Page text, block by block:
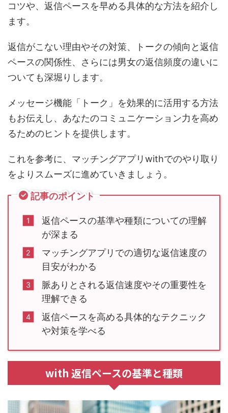
コツや、返信ペースを早める具体的な方法を紹介し
ます。
返信がこない理由やその対策、トークの傾向と返信
ペースの関係性、さらには男女の返信頻度の違いに
ついても深堀りします。
メッセージ機能「トーク」を効果的に活用する方法
もお伝えし、あなたのコミュニケーション力を高め
るためのヒントを提供します。
これを参考に、マッチングアプリwithでのやり取り
をよりスムーズに進めていきましょう。
記事のポイント
返信ペースの基準や種類についての理解
が深まる
マッチングアプリでの適切な返信速度の
目安がわかる
脈ありとされる返信速度やその重要性を
理解できる
返信ペースを高める具体的なテクニック
や対策を学べる
with 返信ペースの基準と種類